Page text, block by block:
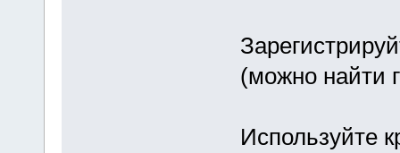
(можно найти
Используйте